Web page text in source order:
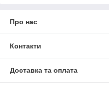
Про нас
Контакти
Доставка та оплата